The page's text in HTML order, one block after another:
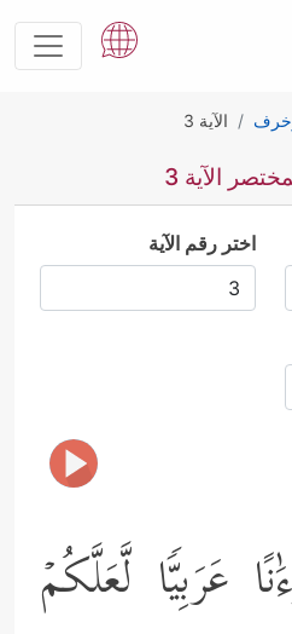
الآية 3
الآية 3
اختر رقم الآية
عَرَبِیࣰّا لَّعَلَّكُمۡ